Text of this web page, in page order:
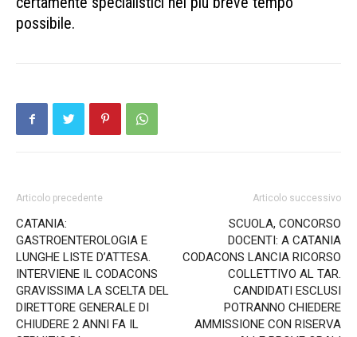
possibile.
Articolo precedente
CATANIA:
GASTROENTEROLOGIA E
LUNGHE LISTE D’ATTESA.
INTERVIENE IL CODACONS
GRAVISSIMA LA SCELTA DEL
DIRETTORE GENERALE DI
CHIUDERE 2 ANNI FA IL
Articolo successivo
SCUOLA, CONCORSO
DOCENTI: A CATANIA
CODACONS LANCIA RICORSO
COLLETTIVO AL TAR.
CANDIDATI ESCLUSI
POTRANNO CHIEDERE
AMMISSIONE CON RISERVA